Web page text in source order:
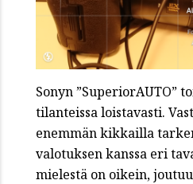
Sonyn ”SuperiorAUTO”
tilanteissa loistavasti.
enemmän kikkailla
valotuksen kanssa eri
mielestä on oikein,